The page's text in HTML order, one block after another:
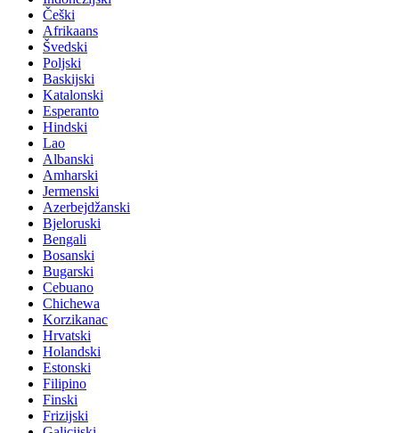
Češki
Afrikaans
Švedski
Poljski
Baskijski
Katalonski
Esperanto
Hindski
Lao
Albanski
Amharski
Jermenski
Azerbejdžanski
Bjeloruski
Bengali
Bosanski
Bugarski
Cebuano
Chichewa
Korzikanac
Hrvatski
Holandski
Estonski
Filipino
Finski
Frizijski